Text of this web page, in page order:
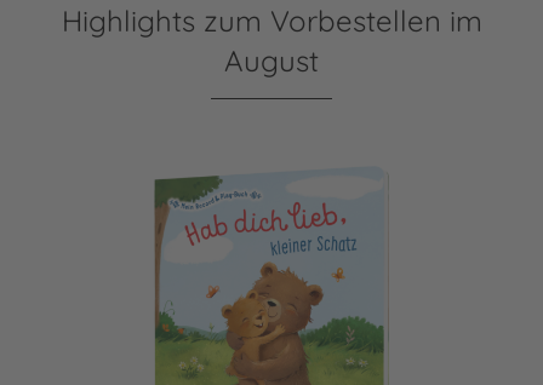
Highlights zum Vorbestellen im
August
Mein Record & Play-Buch: Hab dich lieb, kleiner Schatz